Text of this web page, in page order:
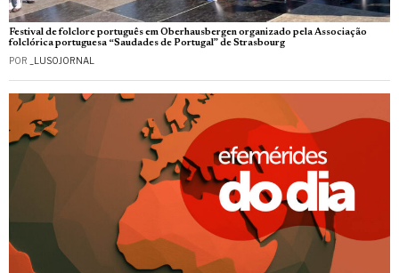
Festival de folclore português em Oberhausbergen organizado pela Associação
folclórica portuguesa “Saudades de Portugal” de Strasbourg
POR _LUSOJORNAL